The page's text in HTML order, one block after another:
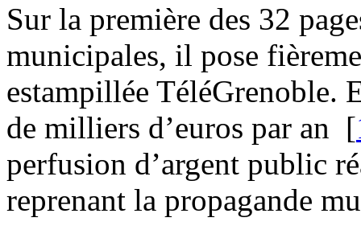
Sur la première des 32
municipales, il pose
estampillée TéléGrenoble.
de milliers d’euros par an [
perfusion d’argent public
reprenant la propagande